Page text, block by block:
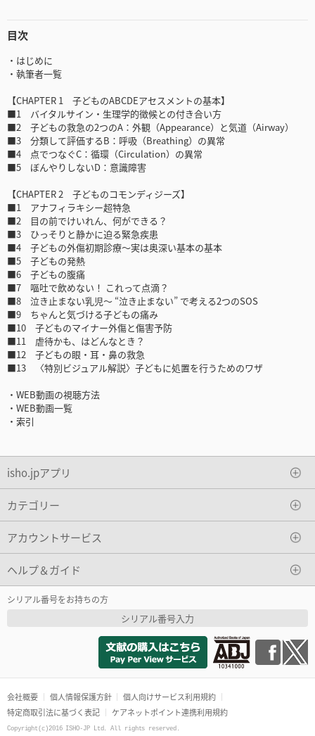
目次
・はじめに
・執筆者一覧
【CHAPTER 1 子どものABCDEアセスメントの基本】
■1 バイタルサイン・生理学的徴候との付き合い方
■2 子どもの救急の2つのA：外観（Appearance）と気道（Airway）
■3 分類して評価するB：呼吸（Breathing）の異常
■4 点でつなぐC：循環（Circulation）の異常
■5 ぼんやりしないD：意識障害
【CHAPTER 2 子どものコモンディジーズ】
■1 アナフィラキシー超特急
■2 目の前でけいれん、何ができる？
■3 ひっそりと静かに迫る緊急疾患
■4 子どもの外傷初期診療～実は奥深い基本の基本
■5 子どもの発熱
■6 子どもの腹痛
■7 嘔吐で飲めない！ これって点滴？
■8 泣き止まない乳児～ “泣き止まない” で考える2つのSOS
■9 ちゃんと気づける子どもの痛み
■10 子どものマイナー外傷と傷害予防
■11 虐待かも、はどんなとき？
■12 子どもの眼・耳・鼻の救急
■13 〈特別ビジュアル解説〉子どもに処置を行うためのワザ
・WEB動画の視聴方法
・WEB動画一覧
・索引
isho.jpアプリ
カテゴリー
アカウントサービス
ヘルプ＆ガイド
シリアル番号をお持ちの方
シリアル番号入力
会社概要 個人情報保護方針
個人向けサービス利用規約
特定商取引法に基づく表記
ケアネットポイント連携利用規約
Copyright(c)2016 ISHO-JP Ltd. All rights reserved.